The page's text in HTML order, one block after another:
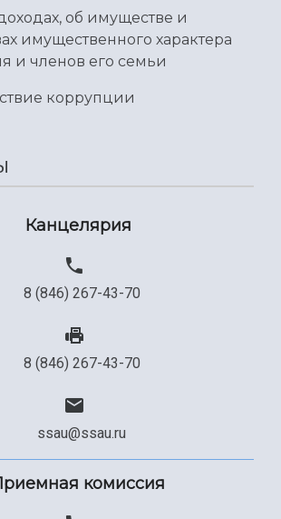
межвузовский кампус
организации
документы
об имуществе и
имущественного характера
и членов его семьи
коррупции
Канцелярия
8 (846) 267-43-70
8 (846) 267-43-70
ssau@ssau.ru
комиссия